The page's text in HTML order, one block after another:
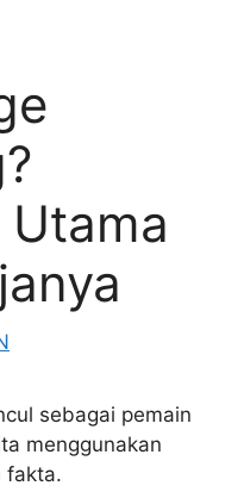
sebagai pemain
menggunakan
fakta.